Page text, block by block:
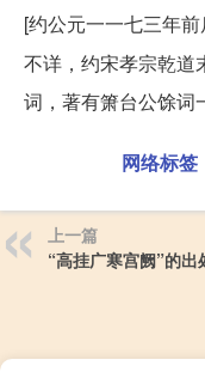
[约公元一一七三年前
不详，约宋孝宗乾道
词，著有箫台公馀词
网络标签
上一篇
“高挂广寒宫阙”的出